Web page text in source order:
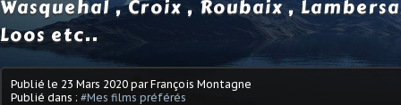
Wasquehal , Croix , Roubaix ,
Loos etc..
Publié le 23 Mars 2020 par François Montagne
Publié dans : #Mes films préférés